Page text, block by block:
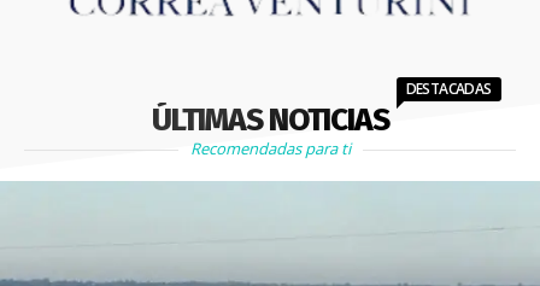
ÚLTIMAS NOTICIAS
DESTACADAS
Recomendadas para ti